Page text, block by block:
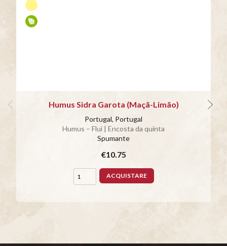
Humus Sidra Garota (Maçã-Limão)
Portugal, Portugal
Humus – Flui | Encosta da quinta
Spumante
€10.75
ACQUISTARE